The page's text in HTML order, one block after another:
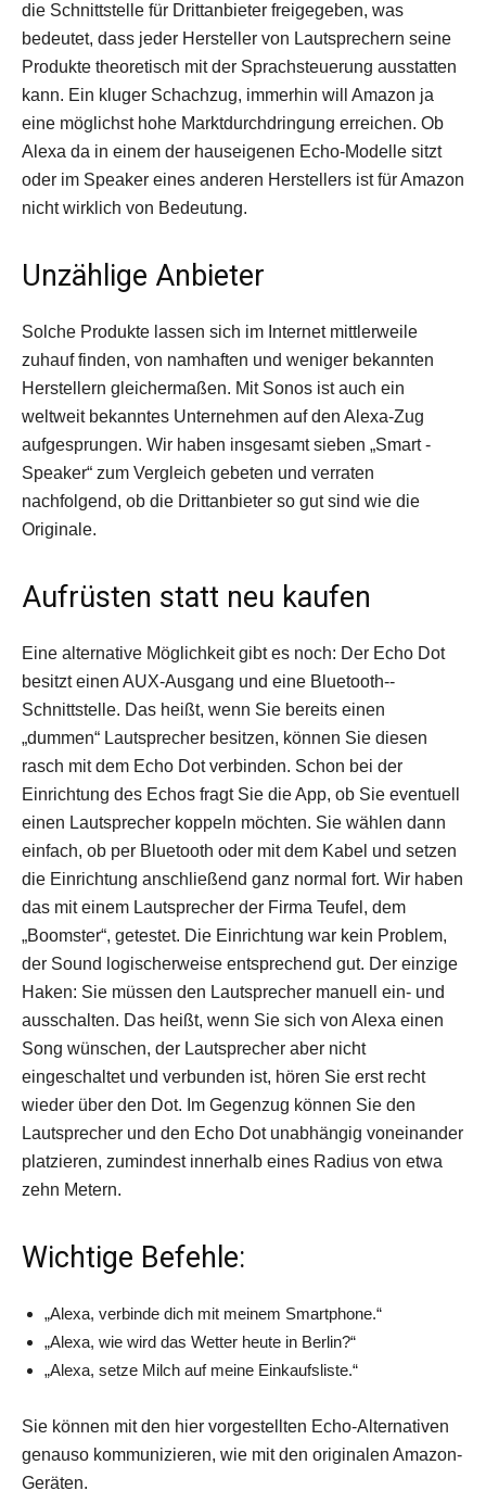
die Schnittstelle für ­Drittanbieter freigegeben, was
bedeutet, dass jeder Hersteller von Lautsprechern seine
Produkte theoretisch mit der Sprachsteuerung ausstatten
kann. Ein kluger Schachzug, immerhin will Amazon ja
eine möglichst hohe Marktdurchdringung erreichen. Ob
Alexa da in einem der hauseigenen Echo-Modelle sitzt
oder im Speaker eines anderen Herstellers ist für Amazon
nicht wirklich von Bedeutung.
Unzählige Anbieter
Solche Produkte lassen sich im Internet mittlerweile
zuhauf finden, von namhaften und weniger bekannten
Herstellern gleichermaßen. Mit Sonos ist auch ein
weltweit bekanntes Unternehmen auf den Alexa-Zug
aufgesprungen. Wir haben insgesamt sieben „Smart ­
Speaker“ zum Vergleich gebeten und verraten
nachfolgend, ob die ­Drittanbieter so gut sind wie die
Originale.
Aufrüsten statt neu kaufen
Eine alternative Möglichkeit gibt es noch: Der Echo Dot
besitzt einen AUX-Ausgang und eine Bluetooth-­
Schnittstelle. Das heißt, wenn Sie bereits einen
„dummen“ Lautsprecher besitzen, können Sie diesen
rasch mit dem Echo Dot verbinden. Schon bei der
Einrichtung des Echos fragt Sie die App, ob Sie eventuell
einen Lautsprecher koppeln möchten. Sie wählen dann
einfach, ob per Bluetooth oder mit dem Kabel und setzen
die Einrichtung anschließend ganz normal fort. Wir haben
das mit einem Lautsprecher der Firma Teufel, dem
„Boomster“, getestet. Die Einrichtung war kein Problem,
der Sound logischerweise entsprechend gut. Der einzige
Haken: Sie müssen den Lautsprecher manuell ein- und
ausschalten. Das heißt, wenn Sie sich von Alexa einen
Song wünschen, der Lautsprecher aber nicht
eingeschaltet und verbunden ist, hören Sie erst recht
wieder über den Dot. Im Gegenzug können Sie den
Lautsprecher und den Echo Dot unabhängig voneinander
platzieren, zumindest innerhalb eines Radius von etwa
zehn Metern.
Wichtige Befehle:
„Alexa, verbinde dich mit meinem Smartphone.“
„Alexa, wie wird das Wetter heute in Berlin?“
„Alexa, setze Milch auf meine Einkaufsliste.“
Sie können mit den hier vorgestellten Echo-Alternativen
genauso kommunizieren, wie mit den originalen Amazon-
Geräten.